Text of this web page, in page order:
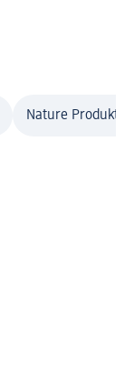
Nature Produkte